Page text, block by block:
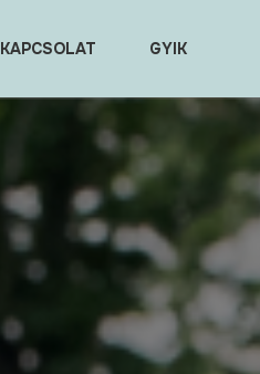
KAPCSOLAT GYIK